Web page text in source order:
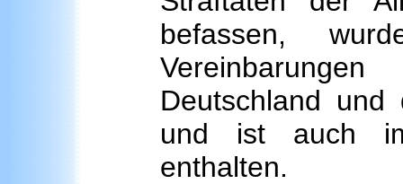
befassen,
Deutschland und
und ist auch
enthalten.